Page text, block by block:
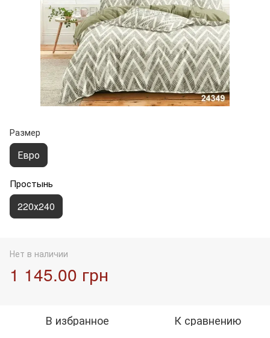
Размер
Евро
Простынь
220х240
Нет в наличии
1 145.00 грн
В избранное К сравнению